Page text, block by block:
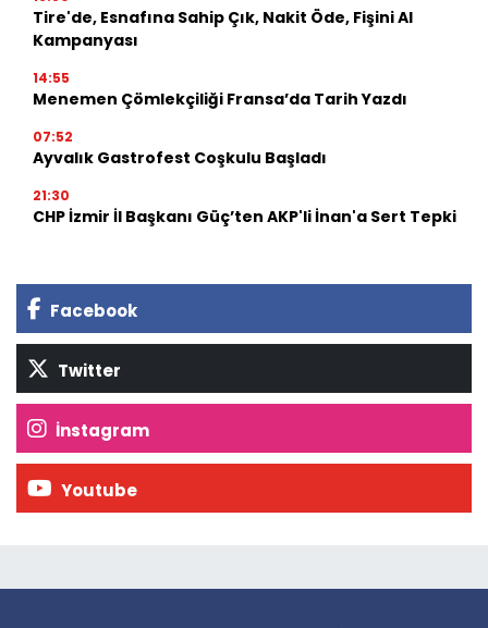
Tire'de, Esnafına Sahip Çık, Nakit Öde, Fişini Al
Kampanyası
14:55
Menemen Çömlekçiliği Fransa’da Tarih Yazdı
07:52
Ayvalık Gastrofest Coşkulu Başladı
21:30
CHP İzmir İl Başkanı Güç’ten AKP'li İnan'a Sert Tepki
Facebook
Twitter
İnstagram
Youtube